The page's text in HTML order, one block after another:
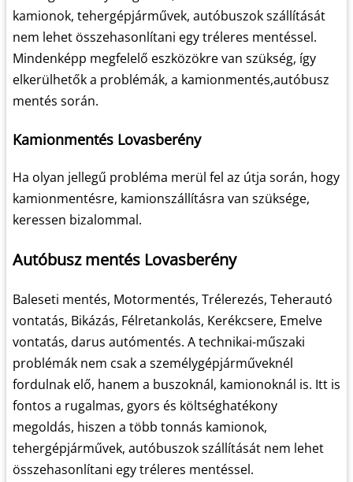
kamionok, tehergépjárművek, autóbuszok szállítását
nem lehet összehasonlítani egy tréleres mentéssel.
Mindenképp megfelelő eszközökre van szükség, így
elkerülhetők a problémák, a kamionmentés,autóbusz
mentés során.
Kamionmentés Lovasberény
Ha olyan jellegű probléma merül fel az útja során, hogy
kamionmentésre, kamionszállításra van szüksége,
keressen bizalommal.
Autóbusz mentés Lovasberény
Baleseti mentés, Motormentés, Trélerezés, Teherautó
vontatás, Bikázás, Félretankolás, Kerékcsere, Emelve
vontatás, darus autómentés. A technikai-műszaki
problémák nem csak a személygépjárműveknél
fordulnak elő, hanem a buszoknál, kamionoknál is. Itt is
fontos a rugalmas, gyors és költséghatékony
megoldás, hiszen a több tonnás kamionok,
tehergépjárművek, autóbuszok szállítását nem lehet
összehasonlítani egy tréleres mentéssel.